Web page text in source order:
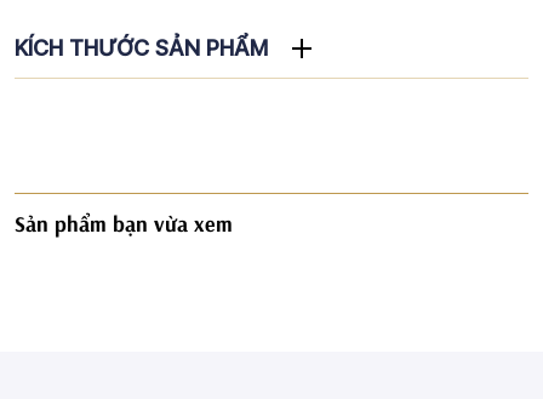
KÍCH THƯỚC SẢN PHẨM
Sản phẩm bạn vừa xem